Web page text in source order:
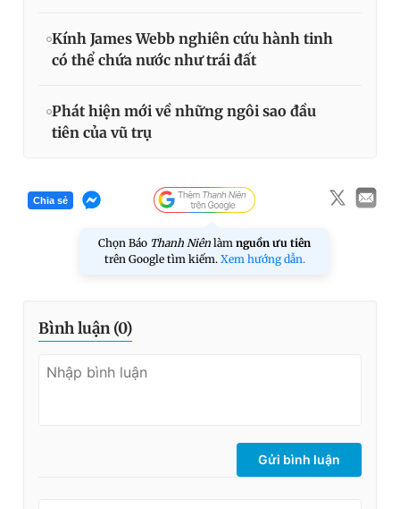
Kính James Webb nghiên cứu hành tinh
có thể chứa nước như trái đất
Phát hiện mới về những ngôi sao đầu
tiên của vũ trụ
Chia sẻ
Chọn Báo Thanh Niên làm nguồn ưu tiên
trên Google tìm kiếm. Xem hướng dẫn.
Bình luận (0)
Gửi bình luận